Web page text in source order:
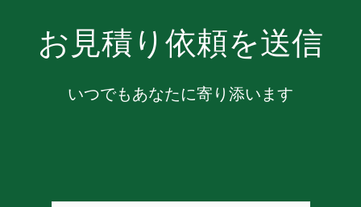
お見積り依頼を送信
いつでもあなたに寄り添います